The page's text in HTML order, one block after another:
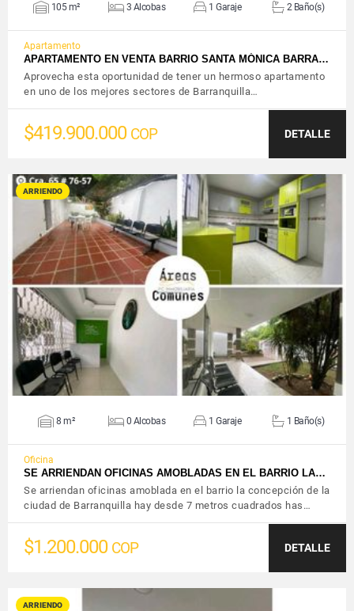
105 m² 3 Alcobas 1 Garaje 2 Baño(s)
Apartamento
APARTAMENTO EN VENTA BARRIO SANTA MÓNICA BARRA…
Aprovecha esta oportunidad de tener un hermoso apartamento
en uno de los mejores sectores de Barranquilla…
$419.900.000 COP DETALLE
ARRIENDO
VER DETALLES
8 m² 0 Alcobas 1 Garaje 1 Baño(s)
Oficina
SE ARRIENDAN OFICINAS AMOBLADAS EN EL BARRIO LA…
Se arriendan oficinas amoblada en el barrio la concepción de la
ciudad de Barranquilla hay desde 7 metros cuadrados has…
$1.200.000 COP DETALLE
ARRIENDO